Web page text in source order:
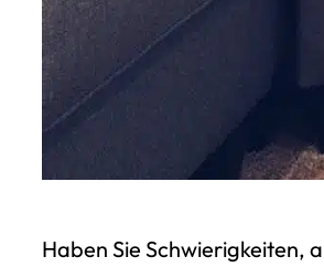
Haben Sie Schwierigkeiten,